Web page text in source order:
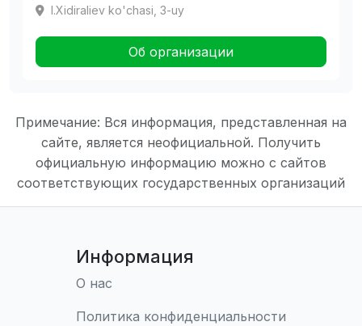
I.Xidiraliev ko'chasi, 3-uy
Об организации
Примечание: Вся информация, представленная на
сайте, является неофициальной. Получить
официальную информацию можно с сайтов
соответствующих государственных организаций
Информация
О нас
Политика конфиденциальности